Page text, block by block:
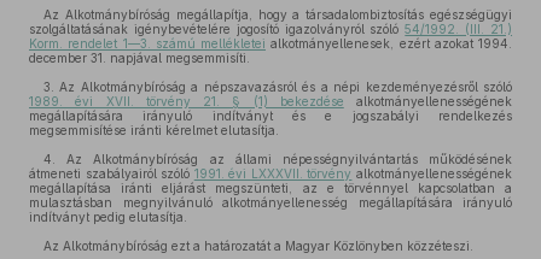
Az Alkotmánybíróság megállapítja, hogy a társadalombiztosítás egészségügyi
szolgáltatásának igénybevételére jogosító igazolványról szóló54/1992. (III. 21.)
Korm. rendelet 1—3. számú mellékletei alkotmányellenesek, ezért azokat 1994.
december 31. napjával megsemmisíti.
3. Az Alkotmánybíróság a népszavazásról és a népi kezdeményezésről szóló
1989. évi XVII. törvény 21. § (1) bekezdése alkotmányellenességének
megállapítására irányuló indítványt és e jogszabályi rendelkezés
megsemmisítése iránti kérelmet elutasítja.
4. Az Alkotmánybíróság az állami népességnyilvántartás működésének
átmeneti szabályairól szóló 1991. évi LXXXVII. törvény alkotmányellenességének
megállapítása iránti eljárást megszünteti, az e törvénnyel kapcsolatban a
mulasztásban megnyilvánuló alkotmányellenesség megállapítására irányuló
indítványt pedig elutasítja.
Az Alkotmánybíróság ezt a határozatát a Magyar Közlönyben közzéteszi.